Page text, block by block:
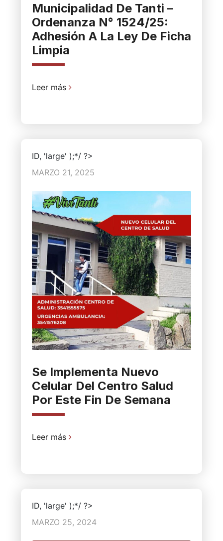
Municipalidad De Tanti –
Ordenanza N° 1524/25:
Adhesión A La Ley De Ficha
Limpia
Leer más
ID, 'large' );*/ ?>
MARZO 21, 2025
Se Implementa Nuevo
Celular Del Centro Salud
Por Este Fin De Semana
Leer más
ID, 'large' );*/ ?>
MARZO 25, 2024